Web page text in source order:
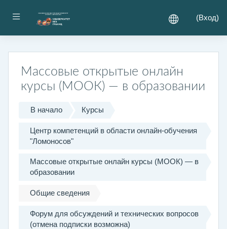
Боковая панель (Вход)
Массовые открытые онлайн
курсы (МООК) — в образовании
В начало Курсы
Центр компетенций в области онлайн-обучения
"Ломоносов"
Массовые открытые онлайн курсы (МООК) — в
образовании
Общие сведения
Форум для обсуждений и технических вопросов
(отмена подписки возможна)